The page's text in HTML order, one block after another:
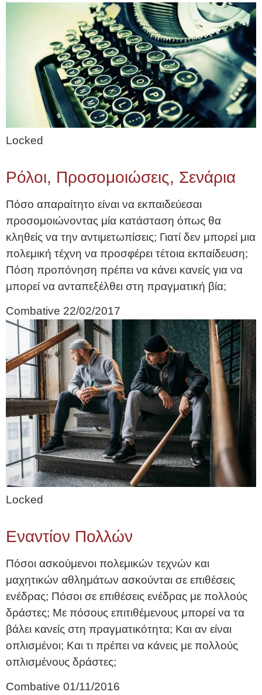
Locked
Ρόλοι, Προσομοιώσεις, Σενάρια
Πόσο απαραίτητο είναι να εκπαιδεύεσαι
προσομοιώνοντας μία κατάσταση όπως θα
κληθείς να την αντιμετωπίσεις; Γιατί δεν μπορεί μια
πολεμική τέχνη να προσφέρει τέτοια εκπαίδευση;
Πόση προπόνηση πρέπει να κάνει κανείς για να
μπορεί να ανταπεξέλθει στη πραγματική βία;
Combative 22/02/2017
Locked
Εναντίον Πολλών
Πόσοι ασκούμενοι πολεμικών τεχνών και
μαχητικών αθλημάτων ασκούνται σε επιθέσεις
ενέδρας; Πόσοι σε επιθέσεις ενέδρας με πολλούς
δράστες; Με πόσους επιτιθέμενους μπορεί να τα
βάλει κανείς στη πραγματικότητα; Και αν είναι
οπλισμένοι; Και τι πρέπει να κάνεις με πολλούς
οπλισμένους δράστες;
Combative 01/11/2016